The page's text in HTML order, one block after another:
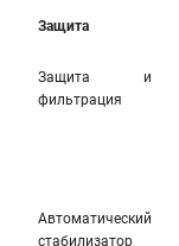
Защита
Защита и
фильтрация
Автоматический
стабилизатор